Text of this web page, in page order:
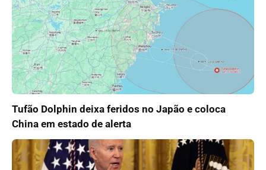
Tufão Dolphin deixa feridos no Japão e coloca
China em estado de alerta